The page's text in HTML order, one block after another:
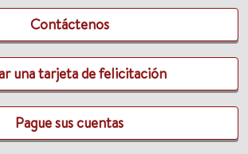
Contáctenos
una tarjeta de felicitación
Pague sus cuentas